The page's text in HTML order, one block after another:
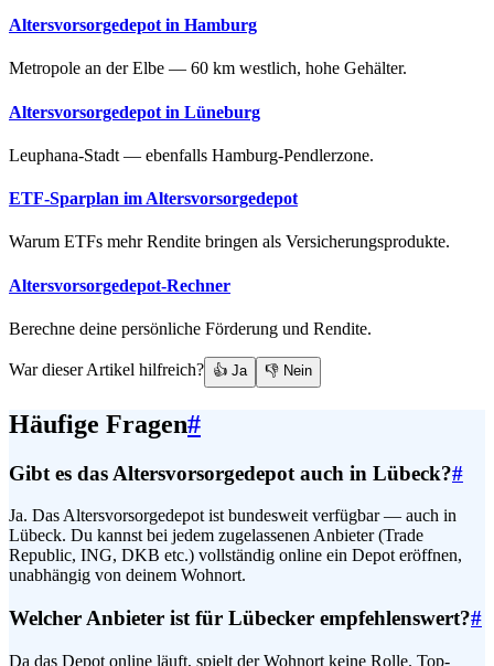
Altersvorsorgedepot in Hamburg
Metropole an der Elbe — 60 km westlich, hohe Gehälter.
Altersvorsorgedepot in Lüneburg
Leuphana-Stadt — ebenfalls Hamburg-Pendlerzone.
ETF-Sparplan im Altersvorsorgedepot
Warum ETFs mehr Rendite bringen als Versicherungsprodukte.
Altersvorsorgedepot-Rechner
Berechne deine persönliche Förderung und Rendite.
War dieser Artikel hilfreich? 👍 Ja 👎 Nein
Häufige Fragen#
Gibt es das Altersvorsorgedepot auch in Lübeck?#
Ja. Das Altersvorsorgedepot ist bundesweit verfügbar — auch in
Lübeck. Du kannst bei jedem zugelassenen Anbieter (Trade
Republic, ING, DKB etc.) vollständig online ein Depot eröffnen,
unabhängig von deinem Wohnort.
Welcher Anbieter ist für Lübecker empfehlenswert?#
Da das Depot online läuft, spielt der Wohnort keine Rolle. Top-